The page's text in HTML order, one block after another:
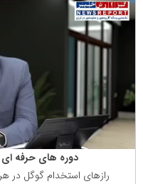
دوره های حرفه ای
رازهای استخدام گوگل در